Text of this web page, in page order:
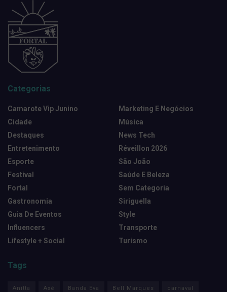
Categorias
Camarote Vip Junino
Cidade
Destaques
Entretenimento
Esporte
Festival
Fortal
Gastronomia
Guia De Eventos
Influencers
Lifestyle + Social
Marketing E Negócios
Música
News Tech
Réveillon 2026
São João
Saúde E Beleza
Sem Categoria
Siriguella
Style
Transporte
Turismo
Tags
Anitta Axé Banda Eva Bell Marques carnaval